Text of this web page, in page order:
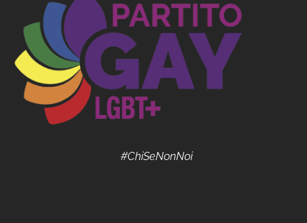
#ChiSeNonNoi